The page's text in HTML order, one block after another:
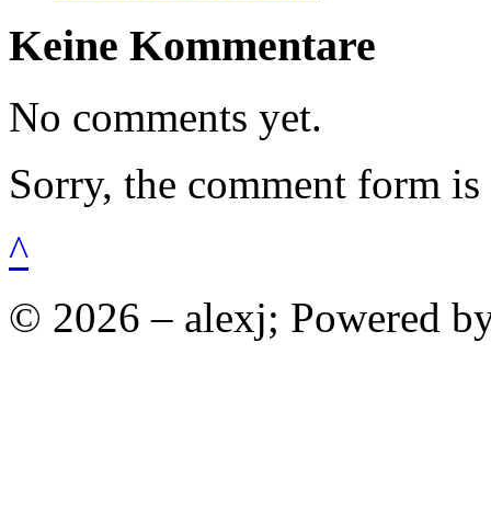
Keine Kommentare
No comments yet.
Sorry, the comment form
^
© 2026 – alexj; Powered